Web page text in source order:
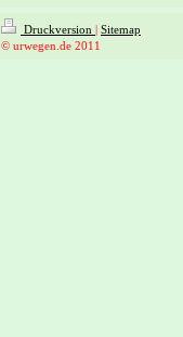
Druckversion | Sitemap
© urwegen.de 2011